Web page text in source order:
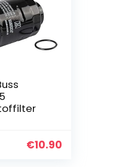
€10.90